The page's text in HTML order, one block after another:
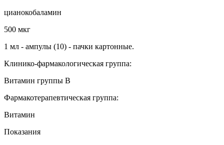
цианокобаламин
500 мкг
1 мл - ампулы (10) - пачки картонные.
Клинико-фармакологическая группа:
Витамин группы В
Фармакотерапевтическая группа:
Витамин
Показания